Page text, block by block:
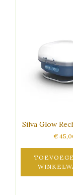
Silva Glow
€